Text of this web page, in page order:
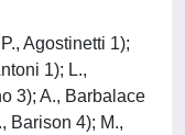
Agostinetti 1);
1); L.,
3); A., Barbalace
Barison 4); M.,